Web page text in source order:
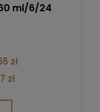
ml/6/24
zł
zł